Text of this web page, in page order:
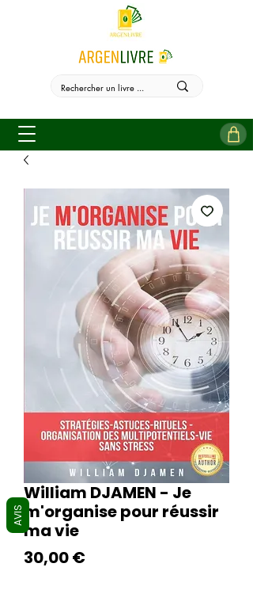
William DJAMEN - Je
m'organise pour réussir
ma vie
30,00 €Prix
AVIS